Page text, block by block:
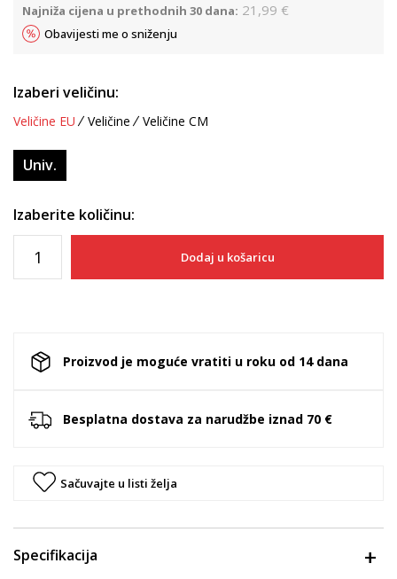
Najniža cijena u prethodnih 30 dana: 21,99 €
Obavijesti me o sniženju
Izaberi veličinu:
Veličine EU Veličine Veličine CM
Univ.
Izaberite količinu:
Dodaj u košaricu
Proizvod je moguće vratiti u roku od 14 dana
Besplatna dostava za narudžbe iznad 70 €
Sačuvajte u listi želja
Specifikacija